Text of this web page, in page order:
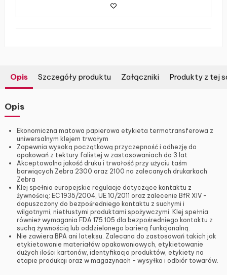
Opis Szczegóły produktu Załączniki Produkty z tej
Opis
Ekonomiczna matowa papierowa etykieta termotransferowa z
uniwersalnym klejem trwałym
Zapewnia wysoką początkową przyczepność i adhezję do
opakowań z tektury falistej w zastosowaniach do 3 lat
Akceptowalna jakość druku i trwałość przy użyciu taśm
barwiących Zebra 2300 oraz 2100 na zalecanych drukarkach
Zebra
Klej spełnia europejskie regulacje dotyczące kontaktu z
żywnością: EC 1935/2004, UE 10/2011 oraz zalecenie BfR XIV –
dopuszczony do bezpośredniego kontaktu z suchymi i
wilgotnymi, nietłustymi produktami spożywczymi. Klej spełnia
również wymagania FDA 175.105 dla bezpośredniego kontaktu z
suchą żywnością lub oddzielonego barierą funkcjonalną.
Nie zawiera BPA ani lateksu. Zalecana do zastosowań takich jak
etykietowanie materiałów opakowaniowych, etykietowanie
dużych ilości kartonów, identyfikacja produktów, etykiety na
etapie produkcji oraz w magazynach – wysyłka i odbiór towarów.